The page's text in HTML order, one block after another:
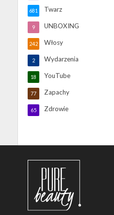
Twarz
681
UNBOXING
9
Włosy
242
Wydarzenia
2
YouTube
18
Zapachy
77
Zdrowie
65